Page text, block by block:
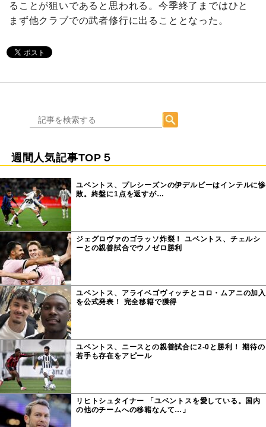
ることが狙いであると思われる。今季終了まではひと
まず他クラブでの武者修行に出ることとなった。
週間人気記事TOP５
ユベントス、プレシーズンの伊デルビーはインテルに惨
敗。終盤に1点を返すが…
ジェグロヴァのゴラッソ炸裂！ ユベントス、チェルシ
ーとの親善試合でウノゼロ勝利
ユベントス、アライベゴヴィッチとコロ・ムアニの加入
を公式発表！ 完全移籍で獲得
ユベントス、ニースとの親善試合に2-0と勝利！ 期待の
若手も存在をアピール
リヒトシュタイナー 「ユベントスを愛している。国内
の他のチームへの移籍なんて…」